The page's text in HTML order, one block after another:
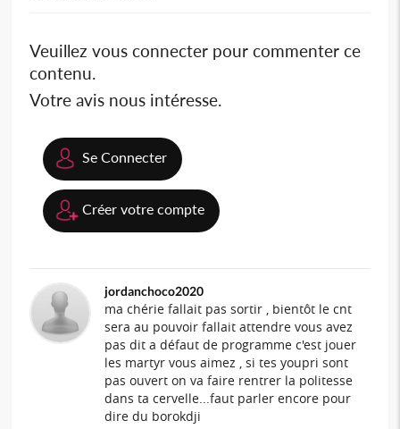
Veuillez vous connecter pour commenter ce
contenu.
Votre avis nous intéresse.
Se Connecter
Créer votre compte
jordanchoco2020
ma chérie fallait pas sortir , bientôt le cnt
sera au pouvoir fallait attendre vous avez
pas dit a défaut de programme c'est jouer
les martyr vous aimez , si tes youpri sont
pas ouvert on va faire rentrer la politesse
dans ta cervelle...faut parler encore pour
dire du borokdji